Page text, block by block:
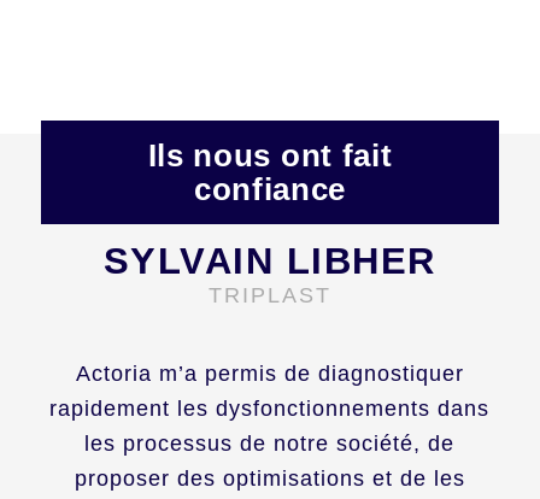
Ils nous ont fait
confiance
Actoria m’a permis de diagnostiquer
rapidement les dysfonctionnements dans
les processus de notre société, de
proposer des optimisations et de les
SYLVAIN LIBHER
TRIPLAST